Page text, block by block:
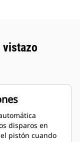
vistazo
disparos en
pistón cuando